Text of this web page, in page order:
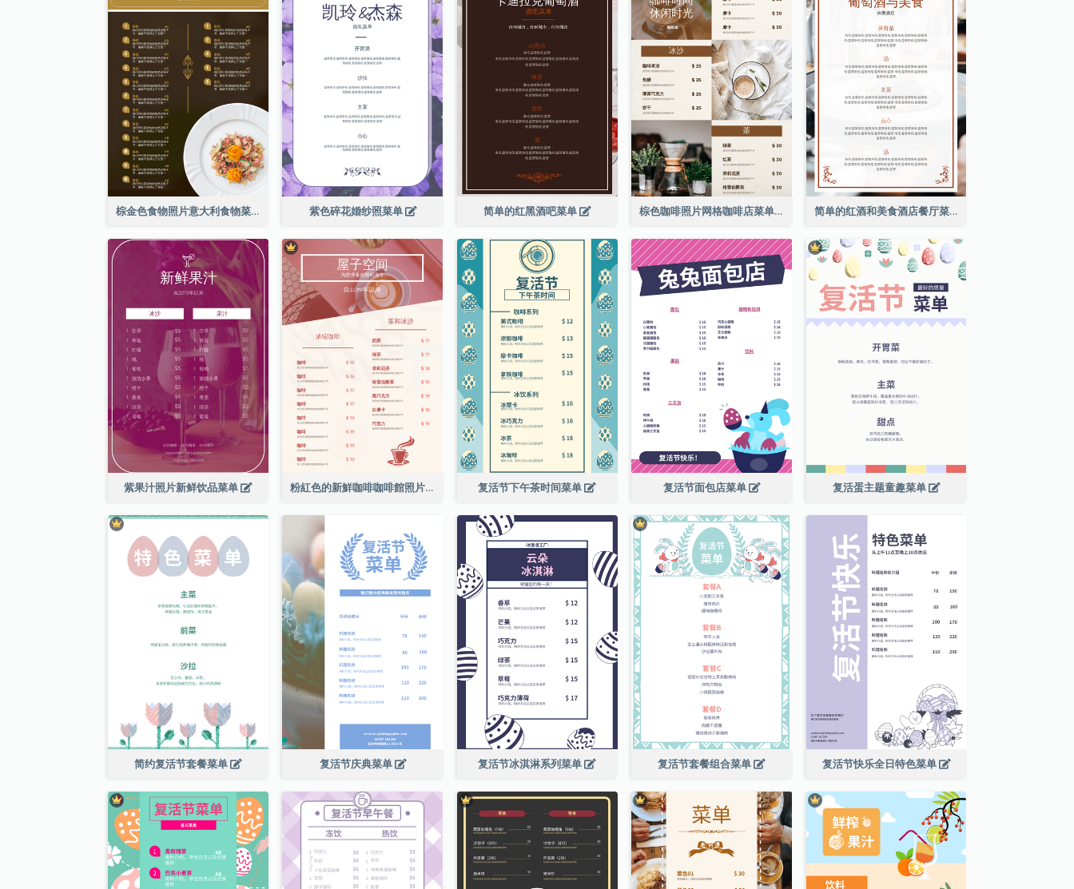
棕金色食物照片意大利食物菜单 紫色碎花婚纱照菜单 简单的红黑酒吧菜单 棕色咖啡照片网格咖啡店菜单 简单的红酒和美食酒店餐厅菜单
紫果汁照片新鲜饮品菜单 粉紅色的新鮮咖啡咖啡館照片簡單菜單 复活节下午茶时间菜单 复活节面包店菜单 复活蛋主题童趣菜单
简约复活节套餐菜单 复活节庆典菜单 复活节冰淇淋系列菜单 复活节套餐组合菜单 复活节快乐全日特色菜单